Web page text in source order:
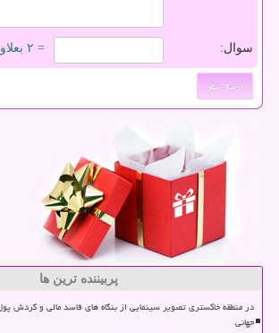
سوال: = ۲ بعلاوه ۲
پربیننده ترین ها
در منطقه خاکستری تصویر سینمایی از بنگاه های فاسد مالی و گردش
جهانی